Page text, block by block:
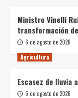
Ministro Vinelli
transformación
6 de agosto de 2026
Agricultura
Escasez de
6 de agosto de 2026